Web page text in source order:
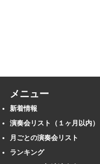
メニュー
新着情報
演奏会リスト（１ヶ月以内）
月ごとの演奏会リスト
ランキング